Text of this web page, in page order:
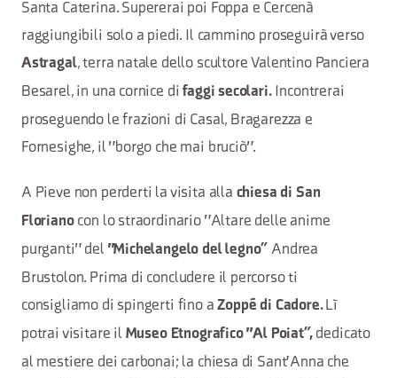
Santa Caterina. Supererai poi Foppa e Cercenà
raggiungibili solo a piedi. Il cammino proseguirà verso
Astragal, terra natale dello scultore Valentino Panciera
Besarel, in una cornice difaggi secolari.Incontrerai
proseguendo le frazioni di Casal, Bragarezza e
Fornesighe, il "borgo che mai bruciò".
A Pieve non perderti la visita alla chiesa di San
Florianocon lo straordinario "Altare delle anime
purganti" del "Michelangelo del legno” Andrea
Brustolon. Prima di concludere il percorso ti
consigliamo di spingerti fino aZoppé di Cadore. Lì
potrai visitare il Museo Etnografico "Al Poiat”,dedicato
al mestiere dei carbonai; la chiesa di Sant'Anna che